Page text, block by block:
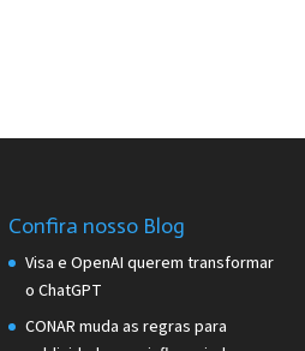
Confira nosso Blog
Visa e OpenAI querem transformar
o ChatGPT
CONAR muda as regras para